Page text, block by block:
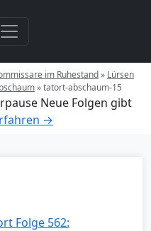
im Ruhestand» Lürsen
»tatort-abschaum-15
Neue Folgen gibt
→
Folge 562: